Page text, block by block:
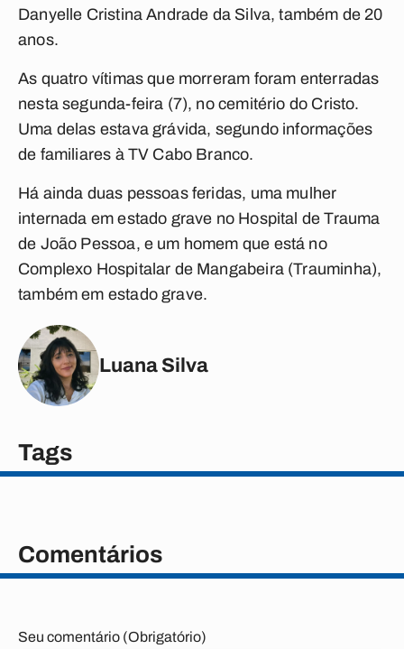
Danyelle Cristina Andrade da Silva, também de 20
anos.
As quatro vítimas que morreram foram enterradas
nesta segunda-feira (7), no cemitério do Cristo.
Uma delas estava grávida, segundo informações
de familiares à TV Cabo Branco.
Há ainda duas pessoas feridas, uma mulher
internada em estado grave no Hospital de Trauma
de João Pessoa, e um homem que está no
Complexo Hospitalar de Mangabeira (Trauminha),
também em estado grave.
Luana Silva
Tags
Comentários
Seu comentário (Obrigatório)